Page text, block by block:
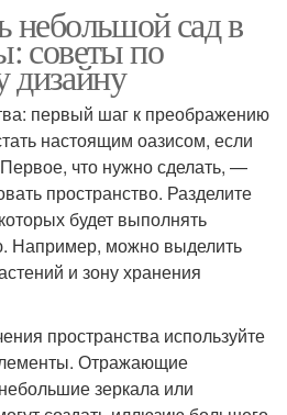
небольшой сад в
советы по
первый шаг к преображению
настоящим оазисом, если
что нужно сделать, —
пространство. Разделите
будет выполнять
Например, можно выделить
и зону хранения
пространства используйте
Отражающие
зеркала или